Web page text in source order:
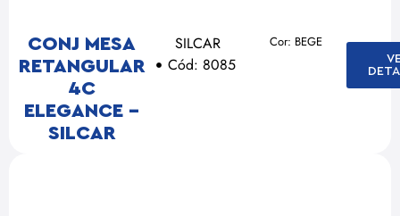
CONJ MESA
RETANGULAR
4C
ELEGANCE –
SILCAR
SILCAR
Cód: 8085
Cor: BEGE